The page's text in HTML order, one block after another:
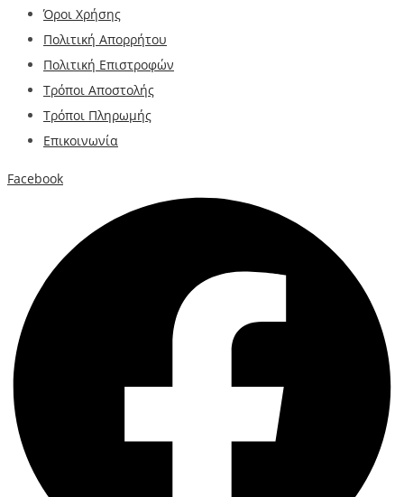
Όροι Χρήσης
Πολιτική Απορρήτου
Πολιτική Επιστροφών
Τρόποι Αποστολής
Τρόποι Πληρωμής
Επικοινωνία
Facebook